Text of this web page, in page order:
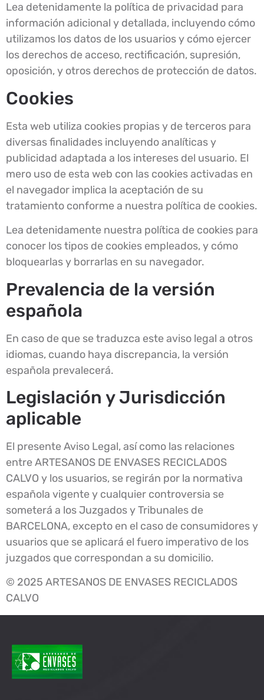
Lea detenidamente la política de privacidad para
información adicional y detallada, incluyendo cómo
utilizamos los datos de los usuarios y cómo ejercer
los derechos de acceso, rectificación, supresión,
oposición, y otros derechos de protección de datos.
Cookies
Esta web utiliza cookies propias y de terceros para
diversas finalidades incluyendo analíticas y
publicidad adaptada a los intereses del usuario. El
mero uso de esta web con las cookies activadas en
el navegador implica la aceptación de su
tratamiento conforme a nuestra política de cookies.
Lea detenidamente nuestra política de cookies para
conocer los tipos de cookies empleados, y cómo
bloquearlas y borrarlas en su navegador.
Prevalencia de la versión
española
En caso de que se traduzca este aviso legal a otros
idiomas, cuando haya discrepancia, la versión
española prevalecerá.
Legislación y Jurisdicción
aplicable
El presente Aviso Legal, así como las relaciones
entre ARTESANOS DE ENVASES RECICLADOS
CALVO y los usuarios, se regirán por la normativa
española vigente y cualquier controversia se
someterá a los Juzgados y Tribunales de
BARCELONA, excepto en el caso de consumidores y
usuarios que se aplicará el fuero imperativo de los
juzgados que correspondan a su domicilio.
© 2025 ARTESANOS DE ENVASES RECICLADOS
CALVO